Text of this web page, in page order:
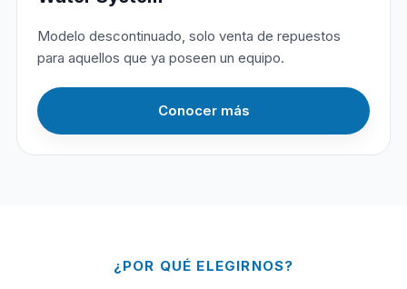
Modelo descontinuado, solo venta de repuestos
para aquellos que ya poseen un equipo.
Conocer más
¿POR QUÉ ELEGIRNOS?